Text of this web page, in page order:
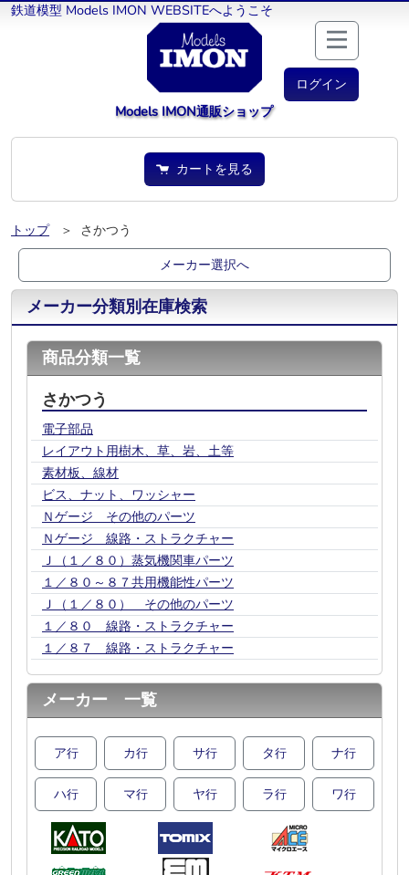
鉄道模型 Models IMON WEBSITEへようこそ
ログイン
Models IMON通販ショップ
カートを見る
トップ
＞ さかつう
メーカー選択へ
メーカー分類別在庫検索
商品分類一覧
さかつう
電子部品
レイアウト用樹木、草、岩、土等
素材板、線材
ビス、ナット、ワッシャー
Ｎゲージ その他のパーツ
Ｎゲージ 線路・ストラクチャー
Ｊ（１／８０）蒸気機関車パーツ
１／８０～８７共用機能性パーツ
Ｊ（１／８０） その他のパーツ
１／８０ 線路・ストラクチャー
１／８７ 線路・ストラクチャー
メーカー 一覧
ア行 カ行 サ行 タ行 ナ行
ハ行 マ行 ヤ行 ラ行 ワ行